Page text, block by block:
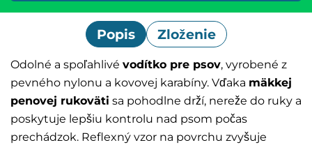
Popis Zloženie
Odolné a spoľahlivé vodítko pre psov, vyrobené z
pevného nylonu a kovovej karabíny. Vďaka mäkkej
penovej rukoväti sa pohodlne drží, nereže do ruky a
poskytuje lepšiu kontrolu nad psom počas
prechádzok. Reflexný vzor na povrchu zvyšuje